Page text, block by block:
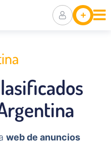
Ubicaciones
web de anuncios